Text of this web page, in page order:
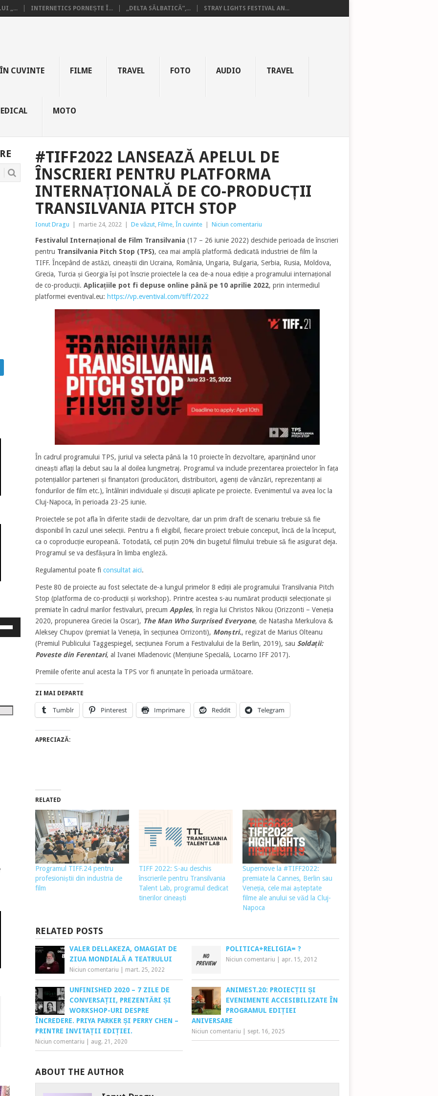
„... INTERNETICS PORNEȘTE Î... „DELTA SĂLBATICĂ”,... STRAY LIGHTS FESTIVAL AN...
ÎN CUVINTE FILME TRAVEL FOTO AUDIO TRAVEL
MOTO
#TIFF2022 LANSEAZĂ APELUL DE
ÎNSCRIERI PENTRU PLATFORMA
INTERNAȚIONALĂ DE CO-PRODUCȚII
TRANSILVANIA PITCH STOP
Ionut Dragu martie 24, 2022 De văzut, Filme, În cuvinte Niciun comentariu
Festivalul Internațional de Film Transilvania (17 – 26 iunie 2022) deschide perioada de înscrieri
pentru Transilvania Pitch Stop (TPS), cea mai amplă platformă dedicată industriei de film la
TIFF. Începând de astăzi, cineaștii din Ucraina, România, Ungaria, Bulgaria, Serbia, Rusia, Moldova,
Grecia, Turcia și Georgia își pot înscrie proiectele la cea de-a noua ediție a programului internațional
de co-producții. Aplicațiile pot fi depuse online până pe 10 aprilie 2022, prin intermediul
platformei eventival.eu: https://vp.eventival.com/tiff/2022
În cadrul programului TPS, juriul va selecta până la 10 proiecte în dezvoltare, aparținând unor
cineaști aflați la debut sau la al doilea lungmetraj. Programul va include prezentarea proiectelor în fața
potențialilor parteneri și finanțatori (producători, distribuitori, agenți de vânzări, reprezentanți ai
fondurilor de film etc.), întâlniri individuale și discuții aplicate pe proiecte. Evenimentul va avea loc la
Cluj-Napoca, în perioada 23-25 iunie.
Proiectele se pot afla în diferite stadii de dezvoltare, dar un prim draft de scenariu trebuie să fie
disponibil în cazul unei selecții. Pentru a fi eligibil, fiecare proiect trebuie conceput, încă de la început,
ca o coproducție europeană. Totodată, cel puțin 20% din bugetul filmului trebuie să fie asigurat deja.
Programul se va desfășura în limba engleză.
Regulamentul poate fi consultat aici.
Peste 80 de proiecte au fost selectate de-a lungul primelor 8 ediții ale programului Transilvania Pitch
Stop (platforma de co-producții și workshop). Printre acestea s-au numărat producții selecționate și
premiate în cadrul marilor festivaluri, precum Apples, în regia lui Christos Nikou (Orizzonti – Veneția
2020, propunerea Greciei la Oscar), The Man Who Surprised Everyone, de Natasha Merkulova &
Aleksey Chupov (premiat la Veneția, în secțiunea Orrizonti), Monștri., regizat de Marius Olteanu
(Premiul Publicului Taggespiegel, secțiunea Forum a Festivalului de la Berlin, 2019), sau Soldații:
Poveste din Ferentari, al Ivanei Mladenovic (Mențiune Specială, Locarno IFF 2017).
Premiile oferite anul acesta la TPS vor fi anunțate în perioada următoare.
ZI MAI DEPARTE
Tumblr Pinterest Imprimare Reddit Telegram
APRECIAZĂ:
RELATED
Programul TIFF.24 pentru
profesioniștii din industria de
film
TIFF 2022: S-au deschis
înscrierile pentru Transilvania
Talent Lab, programul dedicat
tinerilor cineaști
Supernove la #TIFF2022:
premiate la Cannes, Berlin sau
Veneția, cele mai așteptate
filme ale anului se văd la Cluj-
Napoca
RELATED POSTS
VALER DELLAKEZA, OMAGIAT DE
ZIUA MONDIALĂ A TEATRULUI
Niciun comentariu mart. 25, 2022
POLITICA+RELIGIA= ?
Niciun comentariu apr. 15, 2012
UNFINISHED 2020 – 7 ZILE DE
CONVERSAȚII, PREZENTĂRI ȘI
WORKSHOP-URI DESPRE
ÎNCREDERE. PRIYA PARKER ȘI PERRY CHEN –
PRINTRE INVITAȚII EDIȚIEI.
Niciun comentariu aug. 21, 2020
ANIMEST.20: PROIECȚII ȘI
EVENIMENTE ACCESIBILIZATE ÎN
PROGRAMUL EDIȚIEI
ANIVERSARE
Niciun comentariu sept. 16, 2025
ABOUT THE AUTHOR